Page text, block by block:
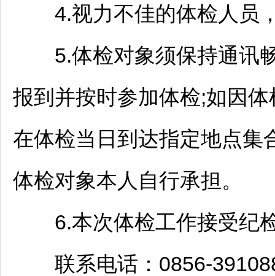
4.视力不佳的体检人员，
5.体检对象须保持通讯畅
报到并按时参加体检;如因
在体检当日到达指定地点集
体检对象本人自行承担。
6.本次体检工作接受纪检
联系电话：0856-